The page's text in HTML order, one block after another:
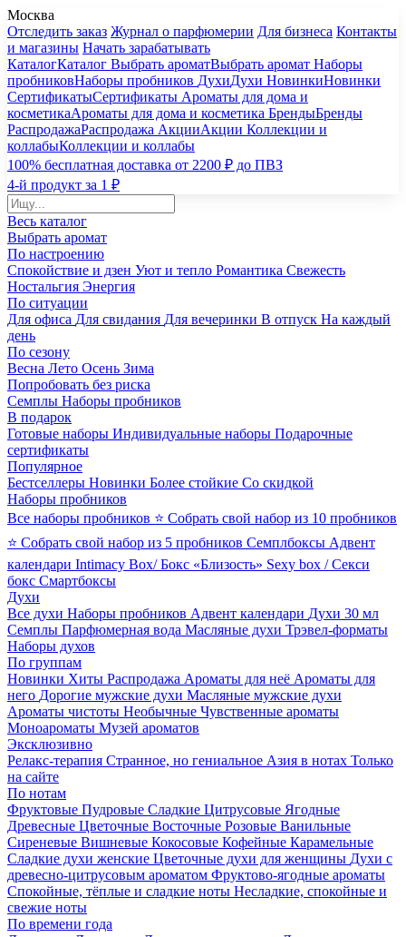
Москва
Отследить заказ Журнал о парфюмерии Для бизнеса Контакты
и магазины Начать зарабатывать
КаталогКаталог Выбрать ароматВыбрать аромат Наборы
пробниковНаборы пробников ДухиДухи НовинкиНовинки
СертификатыСертификаты Ароматы для дома и
косметикаАроматы для дома и косметика БрендыБренды
РаспродажаРаспродажа АкцииАкции Коллекции и
коллабыКоллекции и коллабы
100% бесплатная доставка от 2200 ₽ до ПВЗ
4-й продукт за 1 ₽
Весь каталог
Выбрать аромат
По настроению
Спокойствие и дзен Уют и тепло Романтика Свежесть
Ностальгия Энергия
По ситуации
Для офиса Для свидания Для вечеринки В отпуск На каждый
день
По сезону
Весна Лето Осень Зима
Попробовать без риска
Семплы Наборы пробников
В подарок
Готовые наборы Индивидуальные наборы Подарочные
сертификаты
Популярное
Бестселлеры Новинки Более стойкие Со скидкой
Наборы пробников
Все наборы пробников ⭐ Собрать свой набор из 10 пробников
⭐ Собрать свой набор из 5 пробников Семплбоксы Адвент
календари Intimacy Box/ Бокс «Близость» Sexy box / Секси
бокс Смартбоксы
Духи
Все духи Наборы пробников Адвент календари Духи 30 мл
Семплы Парфюмерная вода Масляные духи Трэвел-форматы
Наборы духов
По группам
Новинки Хиты Распродажа Ароматы для неё Ароматы для
него Дорогие мужские духи Масляные мужские духи
Ароматы чистоты Необычные Чувственные ароматы
Моноароматы Музей ароматов
Эксклюзивно
Релакс-терапия Странное, но гениальное Азия в нотах Только
на сайте
По нотам
Фруктовые Пудровые Сладкие Цитрусовые Ягодные
Древесные Цветочные Восточные Розовые Ванильные
Сиреневые Вишневые Кокосовые Кофейные Карамельные
Сладкие духи женские Цветочные духи для женщины Духи с
древесно-цитрусовым ароматом Фруктово-ягодные ароматы
Спокойные, тёплые и сладкие ноты Несладкие, спокойные и
свежие ноты
По времени года